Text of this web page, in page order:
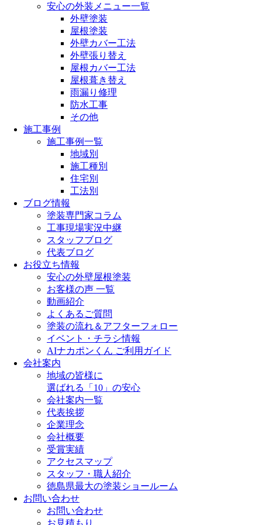
安心の外装メニュー一覧
外壁塗装
屋根塗装
外壁カバー工法
外壁張り替え
屋根カバー工法
屋根葺き替え
雨漏り修理
防水工事
その他
施工事例
施工事例一覧
地域別
施工種別
住宅別
工法別
ブログ情報
塗装専門家コラム
工事現場実況中継
スタッフブログ
代表ブログ
お役立ち情報
安心の外壁屋根塗装
お客様の声 一覧
動画紹介
よくあるご質問
塗装の流れ＆アフターフォロー
イベント・チラシ情報
AIナカポンくん ご利用ガイド
会社案内
地域の皆様に
選ばれる「10」の安心
会社案内一覧
代表挨拶
企業理念
会社概要
受賞実績
アクセスマップ
スタッフ・職人紹介
徳島県最大の塗装ショールーム
お問い合わせ
お問い合わせ
お見積もり